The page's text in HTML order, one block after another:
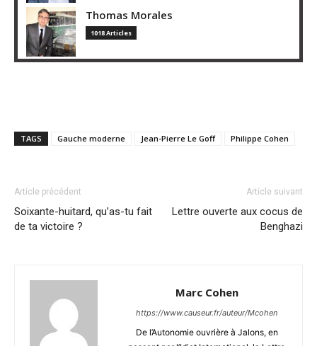
Thomas Morales
1018 Articles
TAGS Gauche moderne Jean-Pierre Le Goff Philippe Cohen
Article précédent
Soixante-huitard, qu’as-tu fait
de ta victoire ?
Article suivant
Lettre ouverte aux cocus de
Benghazi
Marc Cohen
https://www.causeur.fr/auteur/Mcohen
De l’Autonomie ouvrière à Jalons, en